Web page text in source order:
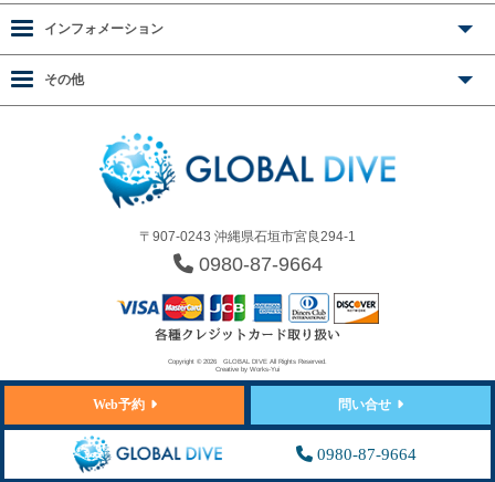
〒907-0243 沖縄県石垣市宮良294-1
0980-87-9664
インフォメーション
その他
Copyright © 2026 GLOBAL DIVE All Rights Reserved.
Creative by Works-Yui
Web予約 問い合せ
0980-87-9664